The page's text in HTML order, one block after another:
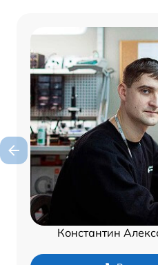
Константин